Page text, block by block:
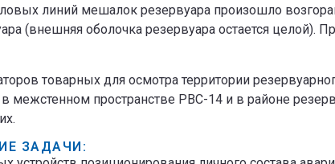
линий мешалок резервуара произошло
(внешняя оболочка резервуара остается
товарных для осмотра территории
межстенном пространстве РВС-14 и в районе
ЗАДАЧИ: